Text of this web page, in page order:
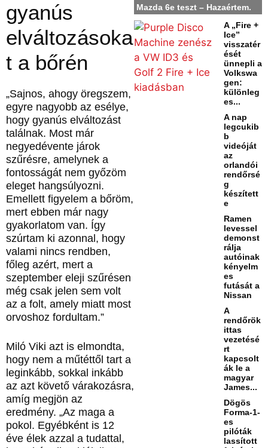
gyanús
elváltozásoka
t a bőrén
„Sajnos, ahogy öregszem,
egyre nagyobb az esélye,
hogy gyanús elváltozást
találnak. Most már
negyedévente járok
szűrésre, amelynek a
fontosságát nem győzöm
eleget hangsúlyozni.
Emellett figyelem a bőröm,
mert ebben már nagy
gyakorlatom van. Így
szúrtam ki azonnal, hogy
valami nincs rendben,
főleg azért, mert a
szeptember eleji szűrésen
még csak jelen sem volt
az a folt, amely miatt most
orvoshoz fordultam.”
Miló Viki azt is elmondta,
hogy nem a műtéttől tart a
leginkább, sokkal inkább
az azt követő várakozásra,
amíg megjön az
eredmény. „Az maga a
pokol. Egyébként is 12
éve élek azzal a tudattal,
Mazda 6e teszt – Hazaértem.
A „Fire +
Ice”
visszatér
ését
ünnepli a
Volkswa
gen:
különleg
es...
A nap
legcukib
b
videóját
az
orlandói
rendőrsé
g
készített
e
Ramen
levessel
demonst
rálja
autóinak
kényelm
es
futását a
Nissan
A
rendőrök
ittas
vezetésé
rt
kapcsolt
ák le a
magyar
James...
Dögös
Forma-1-
es
pilóták
lassított